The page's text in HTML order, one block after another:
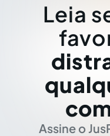
Leia
Assine o